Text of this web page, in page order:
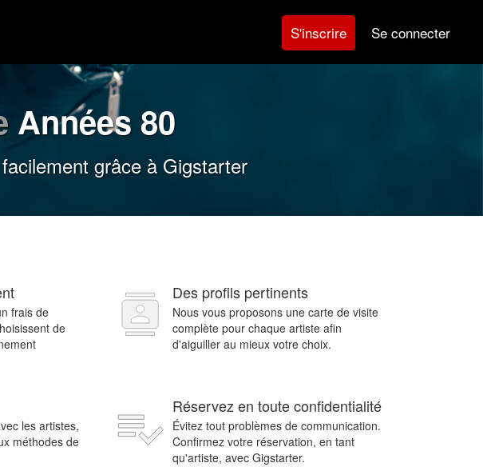
S'inscrire Se connecter
Années 80
grâce à Gigstarter
frais de
de
Des profils pertinents
Nous vous proposons une carte de visite
complète pour chaque artiste afin
d'aiguiller au mieux votre choix.
les artistes,
méthodes de
Réservez en toute confidentialité
Évitez tout problèmes de communication.
Confirmez votre réservation, en tant
qu'artiste, avec Gigstarter.